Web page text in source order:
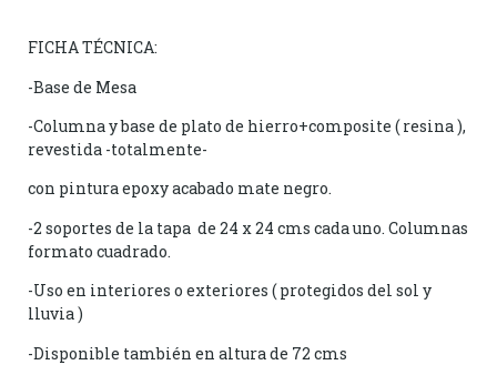
FICHA TÉCNICA:
-Base de Mesa
-Columna y base de plato de hierro+composite ( resina ),
revestida -totalmente-
con pintura epoxy acabado mate negro.
-2 soportes de la tapa de 24 x 24 cms cada uno. Columnas
formato cuadrado.
-Uso en interiores o exteriores ( protegidos del sol y
lluvia )
-Disponible también en altura de 72 cms